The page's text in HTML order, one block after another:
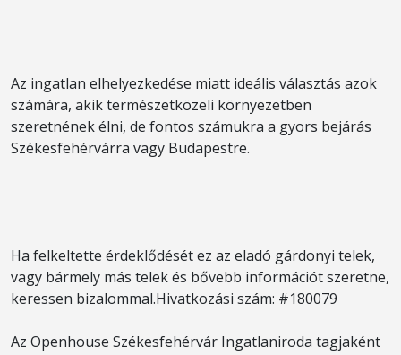
Az ingatlan elhelyezkedése miatt ideális választás azok
számára, akik természetközeli környezetben
szeretnének élni, de fontos számukra a gyors bejárás
Székesfehérvárra vagy Budapestre.
Ha felkeltette érdeklődését ez az eladó gárdonyi telek,
vagy bármely más telek és bővebb információt szeretne,
keressen bizalommal.Hivatkozási szám: #180079
Az Openhouse Székesfehérvár Ingatlaniroda tagjaként